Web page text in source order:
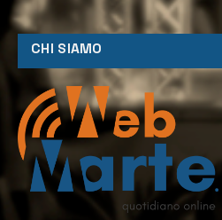
CHI SIAMO